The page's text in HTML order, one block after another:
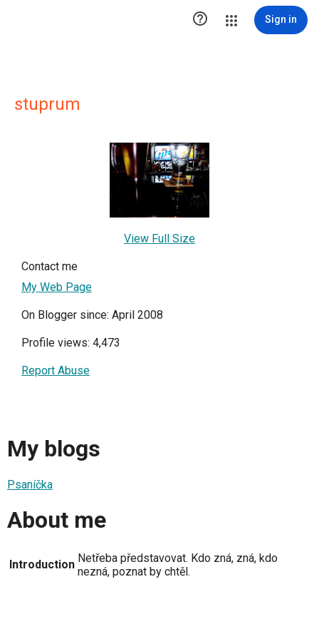
 Sign in
stuprum
View Full Size
Contact me
My Web Page
On Blogger since: April 2008
Profile views: 4,473
Report Abuse
My blogs
Psaníčka
About me
Introduction Netřeba představovat. Kdo zná, zná, kdo
nezná, poznat by chtěl.